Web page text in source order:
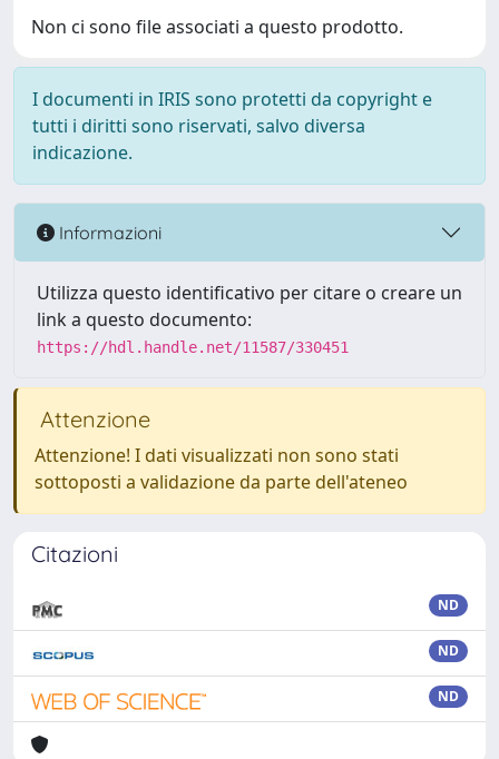
Non ci sono file associati a questo prodotto.
I documenti in IRIS sono protetti da copyright e
tutti i diritti sono riservati, salvo diversa
indicazione.
Informazioni
Utilizza questo identificativo per citare o creare un
link a questo documento:
https://hdl.handle.net/11587/330451
Attenzione
Attenzione! I dati visualizzati non sono stati
sottoposti a validazione da parte dell'ateneo
Citazioni
ND
ND
ND